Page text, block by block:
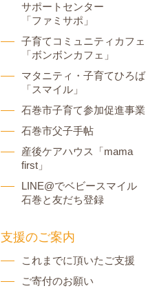
サポートセンター
「ファミサポ」
子育てコミュニティカフェ
「ボンボンカフェ」
マタニティ・子育てひろば
「スマイル」
石巻市子育て参加促進事業
石巻市父子手帖
産後ケアハウス「mama
first」
LINE@でベビースマイル
石巻と友だち登録
支援のご案内
これまでに頂いたご支援
ご寄付のお願い